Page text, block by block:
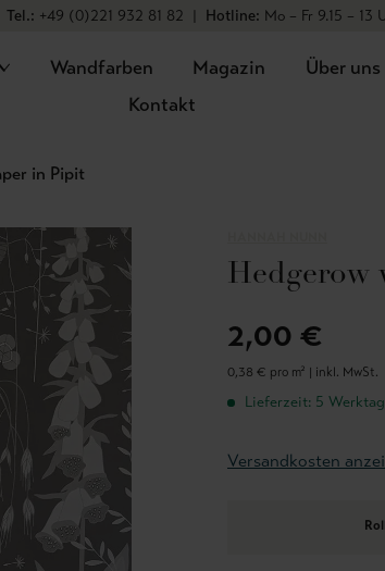
Tel.: +49 (0)221 932 81 82 | Hotline: Mo – Fr 9.15 – 13
Wandfarben Magazin
Über uns
Kontakt
in Pipit
Hedgerow
2,00 €
0,38 € pro m² | inkl. MwSt.
Lieferzeit: 5
Versandkosten